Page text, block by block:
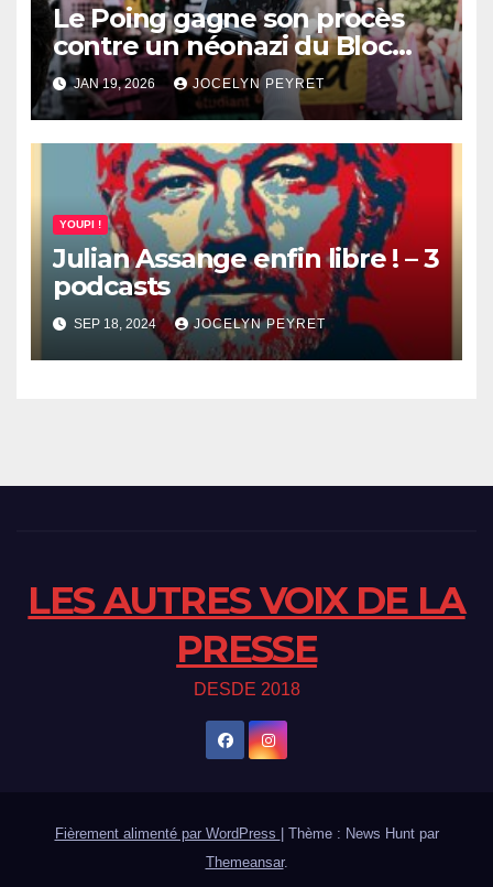
Le Poing gagne son procès
contre un néonazi du Bloc
montpelliérain
JAN 19, 2026 JOCELYN PEYRET
YOUPI !
Julian Assange enfin libre ! – 3
podcasts
SEP 18, 2024 JOCELYN PEYRET
LES AUTRES VOIX DE LA
PRESSE
DESDE 2018
Fièrement alimenté par WordPress | Thème : News Hunt par
Themeansar.